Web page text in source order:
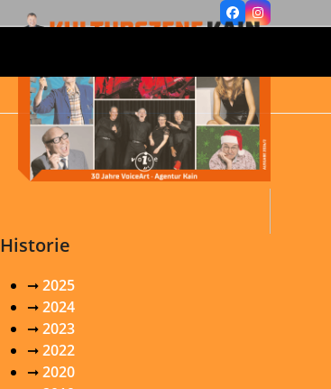
FacebookInstagram
Historie
➞2025
➞2024
➞2023
➞2022
➞2020